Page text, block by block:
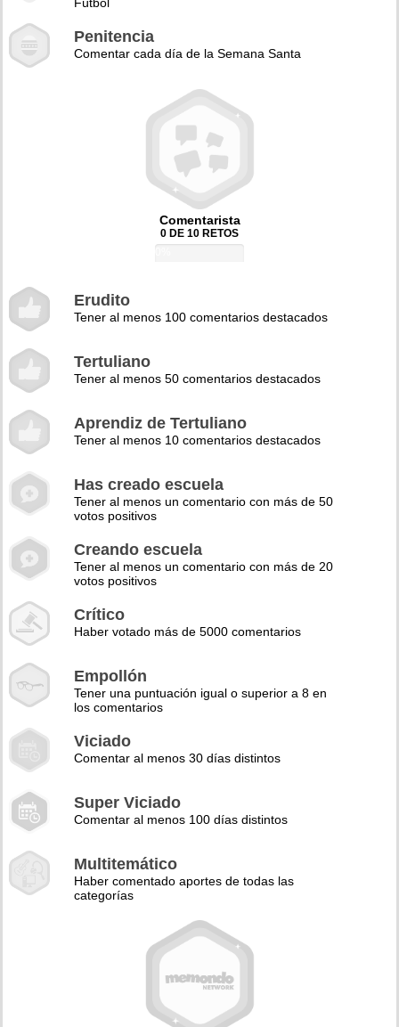
Penitencia
Comentar cada día de la Semana Santa
Comentarista
0 DE 10 RETOS
Erudito
Tener al menos 100 comentarios destacados
Tertuliano
Tener al menos 50 comentarios destacados
Aprendiz de Tertuliano
Tener al menos 10 comentarios destacados
Has creado escuela
Tener al menos un comentario con más de 50
votos positivos
Creando escuela
Tener al menos un comentario con más de 20
votos positivos
Crítico
Haber votado más de 5000 comentarios
Empollón
Tener una puntuación igual o superior a 8 en
los comentarios
Viciado
Comentar al menos 30 días distintos
Super Viciado
Comentar al menos 100 días distintos
Multitemático
Haber comentado aportes de todas las
categorías